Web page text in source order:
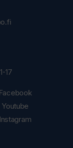
17
Facebook
Youtube
Instagram